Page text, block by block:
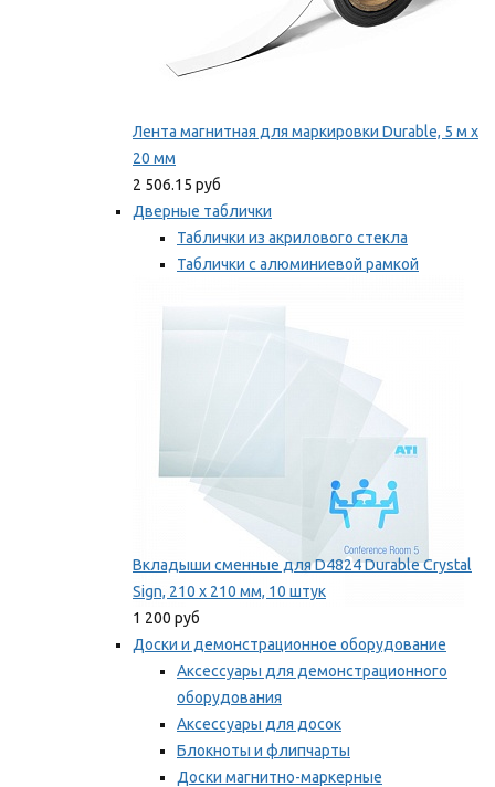
Лента магнитная для маркировки Durable, 5 м х
20 мм
2 506.15 руб
Дверные таблички
Таблички из акрилового стекла
Таблички с алюминиевой рамкой
Вкладыши сменные для D4824 Durable Crystal
Sign, 210 x 210 мм, 10 штук
1 200 руб
Доски и демонстрационное оборудование
Аксессуары для демонстрационного
оборудования
Аксессуары для досок
Блокноты и флипчарты
Доски магнитно-маркерные